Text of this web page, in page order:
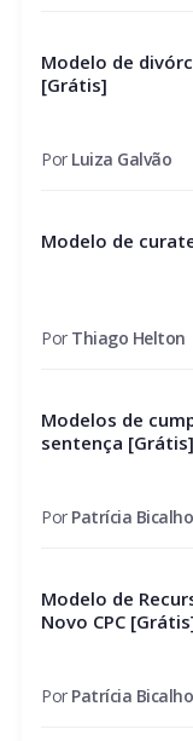
Modelo de
[Grátis]
Por Luiza Galvão
Modelo de
Por Thiago Helton
Modelos de
sentença [Grátis]
Por Patrícia Bicalho
Modelo de
Novo CPC
Por Patrícia Bicalho